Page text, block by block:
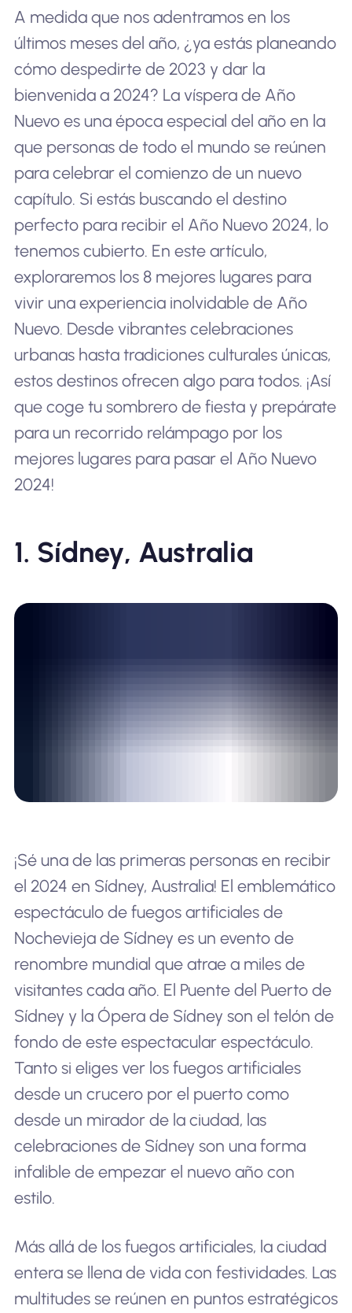
A medida que nos adentramos en los
últimos meses del año, ¿ya estás planeando
cómo despedirte de 2023 y dar la
bienvenida a 2024? La víspera de Año
Nuevo es una época especial del año en la
que personas de todo el mundo se reúnen
para celebrar el comienzo de un nuevo
capítulo. Si estás buscando el destino
perfecto para recibir el Año Nuevo 2024, lo
tenemos cubierto. En este artículo,
exploraremos los 8 mejores lugares para
vivir una experiencia inolvidable de Año
Nuevo. Desde vibrantes celebraciones
urbanas hasta tradiciones culturales únicas,
estos destinos ofrecen algo para todos. ¡Así
que coge tu sombrero de fiesta y prepárate
para un recorrido relámpago por los
mejores lugares para pasar el Año Nuevo
2024!
1. Sídney, Australia
¡Sé una de las primeras personas en recibir
el 2024 en Sídney, Australia! El emblemático
espectáculo de fuegos artificiales de
Nochevieja de Sídney es un evento de
renombre mundial que atrae a miles de
visitantes cada año. El Puente del Puerto de
Sídney y la Ópera de Sídney son el telón de
fondo de este espectacular espectáculo.
Tanto si eliges ver los fuegos artificiales
desde un crucero por el puerto como
desde un mirador de la ciudad, las
celebraciones de Sídney son una forma
infalible de empezar el nuevo año con
estilo.
Más allá de los fuegos artificiales, la ciudad
entera se llena de vida con festividades. Las
multitudes se reúnen en puntos estratégicos